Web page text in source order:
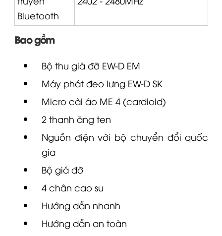
Bluetooth
Bao gồm
Bộ thu giá đỡ EW-DEM
Máy phát đeo lưng EW-D SK
Micro cài áo ME 4(cardioid)
2 thanh ăng ten
Nguồn điện với bộ chuyển đổi quốc
gia
Bộ giá đỡ
4 chân cao su
Hướng dẫn nhanh
Hướng dẫn an toàn